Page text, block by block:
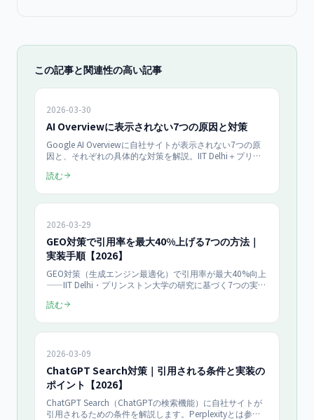
この記事と関連性の高い記事
2026-03-30
AI Overviewに表示されない7つの原因と対策
Google AI Overviewに自社サイトが表示されない7つの原
因と、それぞれの具体的な対策を解説。IIT Delhi＋プリン
実証済み。構造化データ未整備、E-E-A-T不足、コンテンツ
読む
2026-03-29
GEO対策で引用率を最大40%上げる7つの方法｜
実装手順【2026】
GEO対策（生成エンジン最適化）で引用率が最大40%向上
——IIT Delhi・プリンストン大学の研究に基づく7つの実践
で開発・運用し、AI検索経由の流入（週58〜75ユーザー・
読む
2026-03-09
ChatGPT Search対策｜引用される条件と実装の
ポイント【2026】
ChatGPT Search（ChatGPTの検索機能）に自社サイトが
引用されるための条件を解説します。Perplexityとは参照